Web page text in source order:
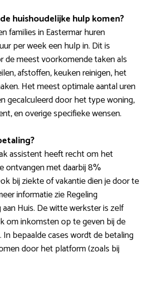
huishoudelijke hulp komen?
families in Eastermar huren
per week een hulp in. Dit is
de meest voorkomende taken als
afstoffen, keuken reinigen, het
Het meest optimale aantal uren
gecalculeerd door het type woning,
en overige specifieke wensen.
assistent heeft recht om het
ontvangen met daarbij 8%
bij ziekte of vakantie dien je door te
informatie zie Regeling
Huis. De witte werkster is zelf
om inkomsten op te geven bij de
In bepaalde cases wordt de betaling
door het platform (zoals bij